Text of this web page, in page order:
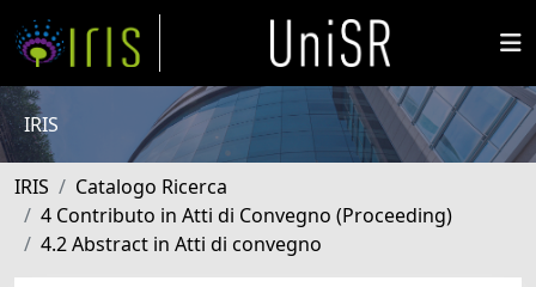
IRIS
IRIS
Catalogo Ricerca
4 Contributo in Atti di Convegno (Proceeding)
4.2 Abstract in Atti di convegno